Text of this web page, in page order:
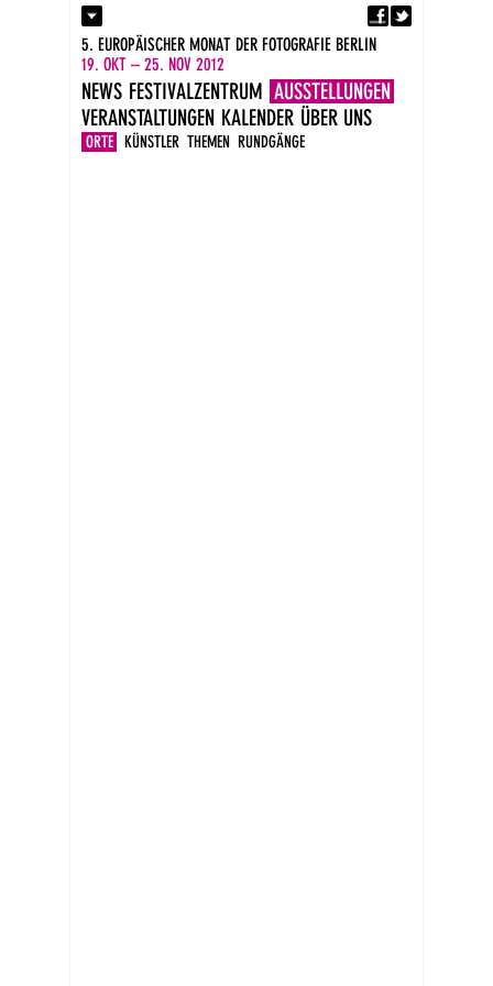
Kontakt
Presse
Impressum
DE
EN
5. EUROPÄISCHER MONAT DER FOTOGRAFIE BERLIN
19. OKT – 25. NOV 2012
NEWS FESTIVALZENTRUM AUSSTELLUNGEN
ORTE KÜNSTLER THEMEN RUNDGÄNGE
VERANSTALTUNGEN KALENDER ÜBER UNS